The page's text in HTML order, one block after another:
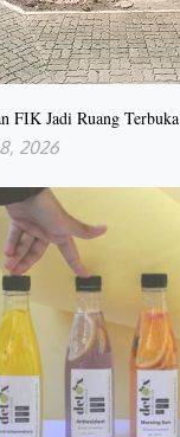
FIK Jadi Ruang Terbuka
2026